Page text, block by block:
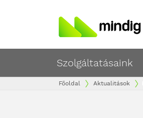
Szolgáltatásaink
Főoldal Aktualitások